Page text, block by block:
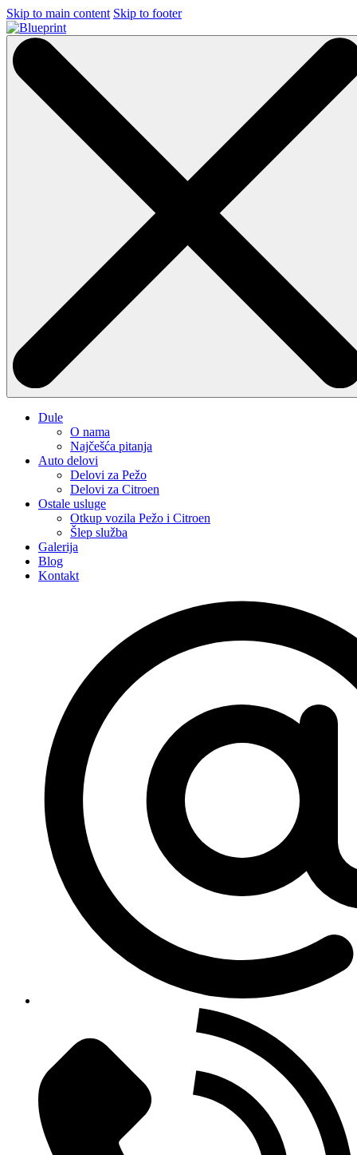
Skip to main content Skip to footer
Dule
O nama
Najčešća pitanja
Auto delovi
Delovi za Pežo
Delovi za Citroen
Ostale usluge
Otkup vozila Pežo i Citroen
Šlep služba
Galerija
Blog
Kontakt